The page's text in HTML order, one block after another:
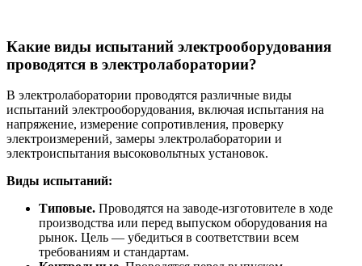
Какие виды испытаний электрооборудования
проводятся в электролаборатории?
В электролаборатории проводятся различные виды
испытаний электрооборудования, включая испытания на
напряжение, измерение сопротивления, проверку
электроизмерений, замеры электролаборатории и
электроиспытания высоковольтных установок.
Виды испытаний:
Типовые. Проводятся на заводе-изготовителе в ходе
производства или перед выпуском оборудования на
рынок. Цель — убедиться в соответствии всем
требованиям и стандартам.